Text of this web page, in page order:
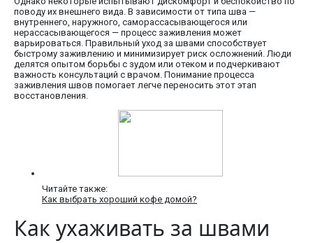
поводу их внешнего вида. В зависимости от типа шва —
внутреннего, наружного, саморассасывающегося или
нерассасывающегося — процесс заживления может
варьироваться. Правильный уход за швами способствует
быстрому заживлению и минимизирует риск осложнений. Люди
делятся опытом борьбы с зудом или отеком и подчеркивают
важность консультаций с врачом. Понимание процесса
заживления швов помогает легче переносить этот этап
восстановления.
Читайте также:
Как выбрать хороший кофе домой?
Как ухаживать за швами